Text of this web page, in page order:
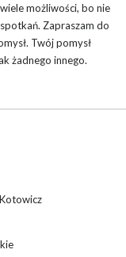
możliwości, bo nie
Zapraszam do
Twój pomysł
żadnego innego.